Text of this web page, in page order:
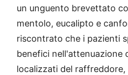
un unguento brevettato
mentolo, eucalipto e
riscontrato che i pazienti
benefici nell'attenuazione
localizzati del raffreddore,